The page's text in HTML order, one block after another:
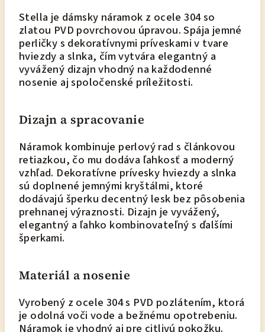
Stella je dámsky náramok z ocele 304 so
zlatou PVD povrchovou úpravou. Spája jemné
perličky s dekoratívnymi príveskami v tvare
hviezdy a slnka, čím vytvára elegantný a
vyvážený dizajn vhodný na každodenné
nosenie aj spoločenské príležitosti.
Dizajn a spracovanie
Náramok kombinuje perlový rad s článkovou
retiazkou, čo mu dodáva ľahkosť a moderný
vzhľad. Dekoratívne prívesky hviezdy a slnka
sú doplnené jemnými kryštálmi, ktoré
dodávajú šperku decentný lesk bez pôsobenia
prehnanej výraznosti. Dizajn je vyvážený,
elegantný a ľahko kombinovateľný s ďalšími
šperkami.
Materiál a nosenie
Vyrobený z ocele 304 s PVD pozlátením, ktorá
je odolná voči vode a bežnému opotrebeniu.
Náramok je vhodný aj pre citlivú pokožku.